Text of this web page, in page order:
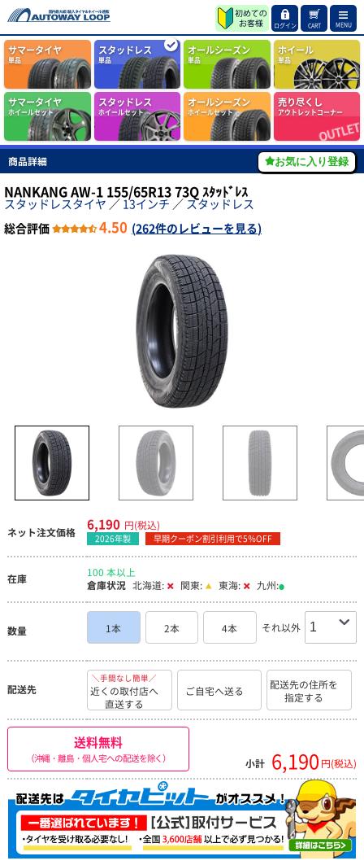
ログイン CART MENU
サマータイヤ
単品
スタッドレス
単品
オールシーズン
単品
ホイール
単品
サマータイヤ
ホイールセット
スタッドレス
ホイールセット
オールシーズン
ホイールセット
売り尽くし
アウトレットコーナー
商品詳細 お気に入り登録
NANKANG AW-1 155/65R13 73Q ｽﾀｯﾄﾞﾚｽ
スタッドレスタイヤ ／ 13インチ ／ スタッドレス
総合評価
4.50 (262件のレビューを見る)
ネット注文価格 6,190 円(税込)
2026年製 早期クーポン割引利用で5％OFF
在庫
100 本以上
倉庫状況 北海道: 関東: 東海: 九州:
数量 1本 2本 4本 それ以外
配送先
＼手間なし簡単／
近くの取付店へ
直送する
ご自宅へ送る
配送先の住所を
指定する
送料無料
（沖縄・離島・個人宅への配送を除く） 小計 6,190 円(税込)